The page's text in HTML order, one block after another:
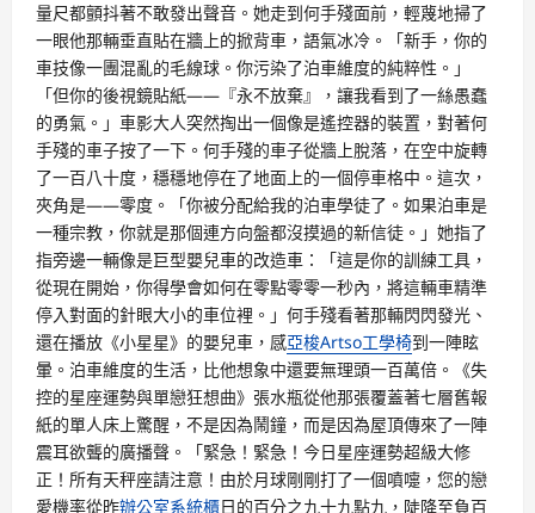
量尺都顫抖著不敢發出聲音。她走到何手殘面前，輕蔑地掃了
一眼他那輛垂直貼在牆上的掀背車，語氣冰冷。「新手，你的
車技像一團混亂的毛線球。你污染了泊車維度的純粹性。」
「但你的後視鏡貼紙——『永不放棄』，讓我看到了一絲愚蠢
的勇氣。」車影大人突然掏出一個像是遙控器的裝置，對著何
手殘的車子按了一下。何手殘的車子從牆上脫落，在空中旋轉
了一百八十度，穩穩地停在了地面上的一個停車格中。這次，
夾角是——零度。「你被分配給我的泊車學徒了。如果泊車是
一種宗教，你就是那個連方向盤都沒摸過的新信徒。」她指了
指旁邊一輛像是巨型嬰兒車的改造車：「這是你的訓練工具，
從現在開始，你得學會如何在零點零零一秒內，將這輛車精準
停入對面的針眼大小的車位裡。」何手殘看著那輛閃閃發光、
還在播放《小星星》的嬰兒車，感亞梭Artso工學椅到一陣眩
暈。泊車維度的生活，比他想象中還要無理頭一百萬倍。《失
控的星座運勢與單戀狂想曲》張水瓶從他那張覆蓋著七層舊報
紙的單人床上驚醒，不是因為鬧鐘，而是因為屋頂傳來了一陣
震耳欲聾的廣播聲。「緊急！緊急！今日星座運勢超級大修
正！所有天秤座請注意！由於月球剛剛打了一個噴嚏，您的戀
愛機率從昨辦公室系統櫃日的百分之九十九點九，陡降至負百